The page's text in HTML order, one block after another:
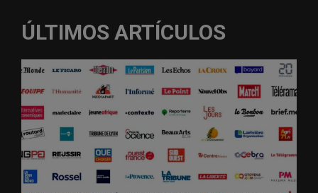
ÚLTIMOS ARTÍCULOS